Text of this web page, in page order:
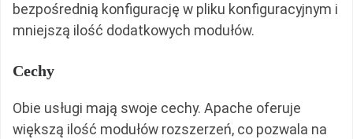
bezpośrednią konfigurację w pliku konfiguracyjnym i
mniejszą ilość dodatkowych modułów.
Cechy
Obie usługi mają swoje cechy. Apache oferuje
większą ilość modułów rozszerzeń, co pozwala na